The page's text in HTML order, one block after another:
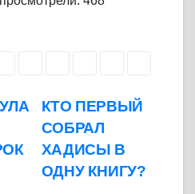
КТО ПЕРВЫЙ
СОБРАЛ
ХАДИСЫ В
ОДНУ КНИГУ?